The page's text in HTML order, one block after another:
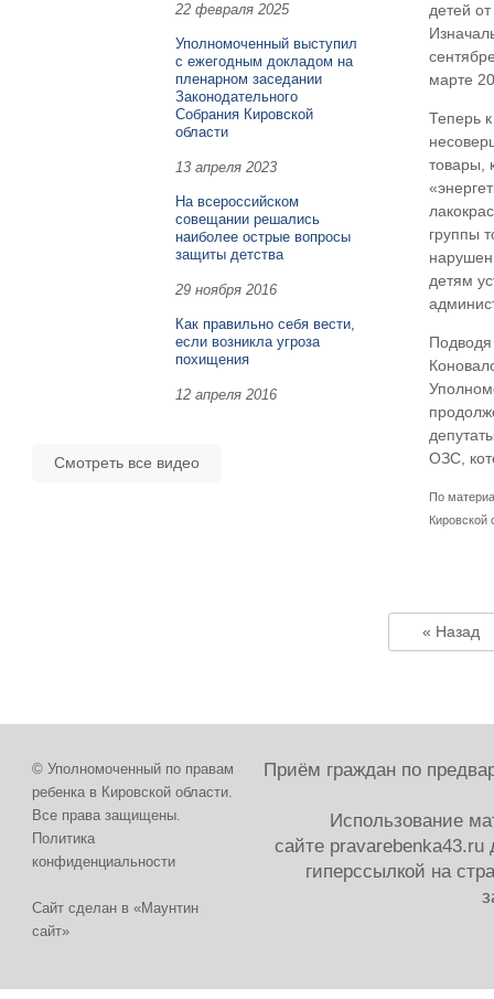
22 февраля 2025
Уполномоченный выступил
с ежегодным докладом на
пленарном заседании
Законодательного
Собрания Кировской
области
13 апреля 2023
На всероссийском
совещании решались
наиболее острые вопросы
защиты детства
29 ноября 2016
Как правильно себя вести,
если возникла угроза
похищения
12 апреля 2016
Смотреть все видео
детей
марте
Теперь
товары,
группы
детям
Подводя
ОЗС,
По
Кировской
« Назад
© Уполномоченный по правам
ребенка в Кировской области.
Все права защищены.
Политика
конфиденциальности
Сайт сделан в «Маунтин
сайт»
Приём граждан по
Использование
сайте pravarebenka43.ru
гиперссылкой на